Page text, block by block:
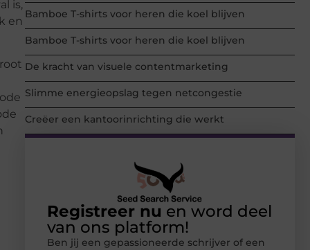
is,
en
Bamboe T-shirts voor heren die koel blijven
Bamboe T-shirts voor heren die koel blijven
De kracht van visuele contentmarketing
Slimme energieopslag tegen netcongestie
Creëer een kantoorinrichting die werkt
Registreer nu en word deel
van ons platform!
Ben jij een gepassioneerde schrijver of een